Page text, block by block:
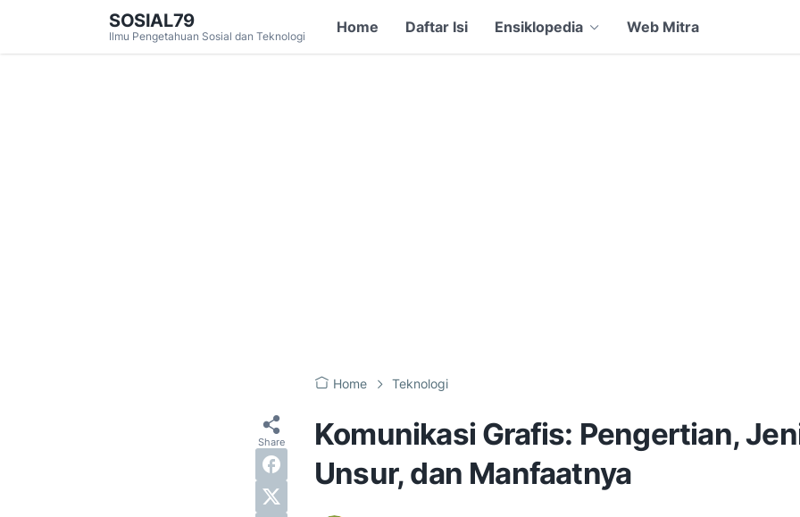
SOSIAL79
Ilmu Pengetahuan Sosial dan Teknologi
Home Daftar Isi Ensiklopedia Web Mitra
Home Teknologi
Komunikasi Grafis: Pengertian,
Unsur, dan Manfaatnya